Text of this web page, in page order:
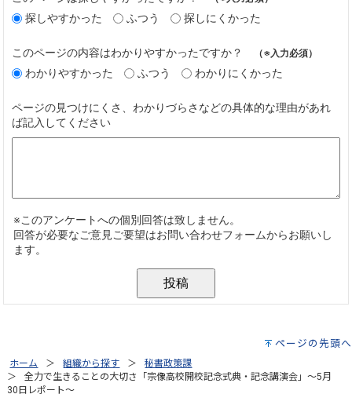
ページの先頭へ
ホーム 組織から探す
秘書政策課
全力で生きることの大切さ「宗像高校開校記念式典・記念講演会」～5月
30日レポート～